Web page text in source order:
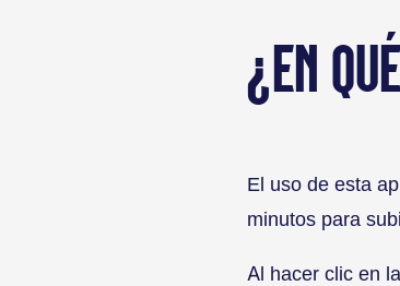
¿EN
El uso de esta
minutos para
Al hacer clic en